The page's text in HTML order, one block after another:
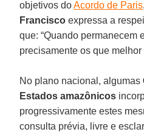
objetivos doAcordo de Paris
Francisco expressa a
que: “Quando permanecem
precisamente os que
No plano nacional, algumas
Estados amazônicos
progressivamente estes
consulta prévia, livre e